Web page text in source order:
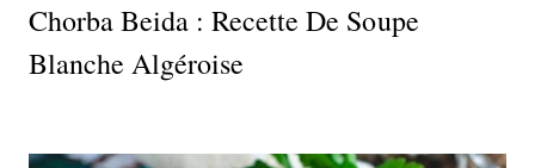
Chorba Beida : Recette De Soupe
Blanche Algéroise